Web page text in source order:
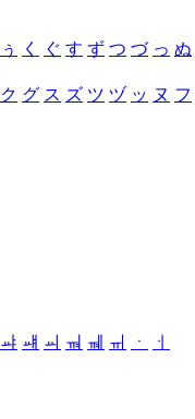
ぅ く ぐ す ず つ づ っ ぬ
ク グ ス ズ ツ ヅ ッ ヌ フ
ㆇ ㆈ ㆉ ㆊ ㆋ ㆌ ㆍ
ㆎ